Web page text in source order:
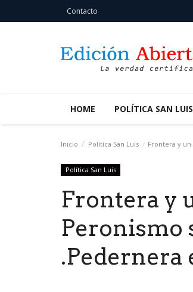
Contacto
HOME POLÍTICA SAN LUIS
Inicio Política San Luis Frontera y
Política San Luis
Frontera y
Peronismo
.Pedernera